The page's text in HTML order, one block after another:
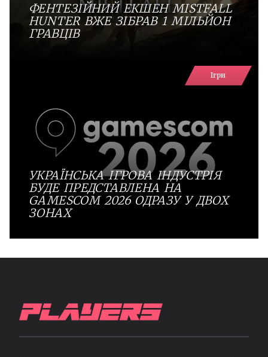
ФЕНТЕЗІЙНИЙ ЕКШЕН MISTFALL
HUNTER ВЖЕ ЗІБРАВ 1 МІЛЬЙОН
ГРАВЦІВ
Ігри
УКРАЇНСЬКА ІГРОВА ІНДУСТРІЯ
БУДЕ ПРЕДСТАВЛЕНА НА
GAMESCOM 2026 ОДРАЗУ У ДВОХ
ЗОНАХ